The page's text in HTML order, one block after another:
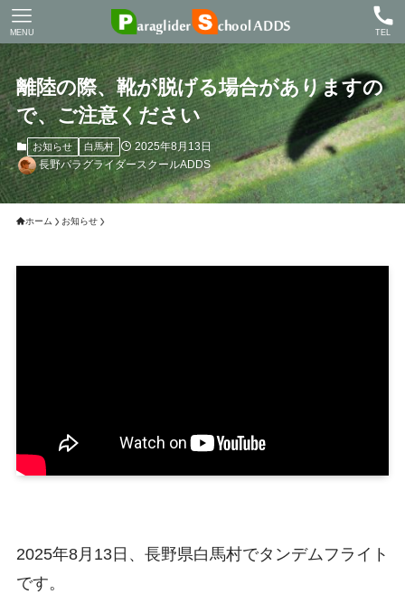
TEL
MENU
離陸の際、靴が脱げる場合がありますの
で、ご注意ください
お知らせ 白馬村
2025年8月13日
長野パラグライダースクールADDS
ホーム お知らせ
2025年8月13日、長野県白馬村でタンデムフライト
です。